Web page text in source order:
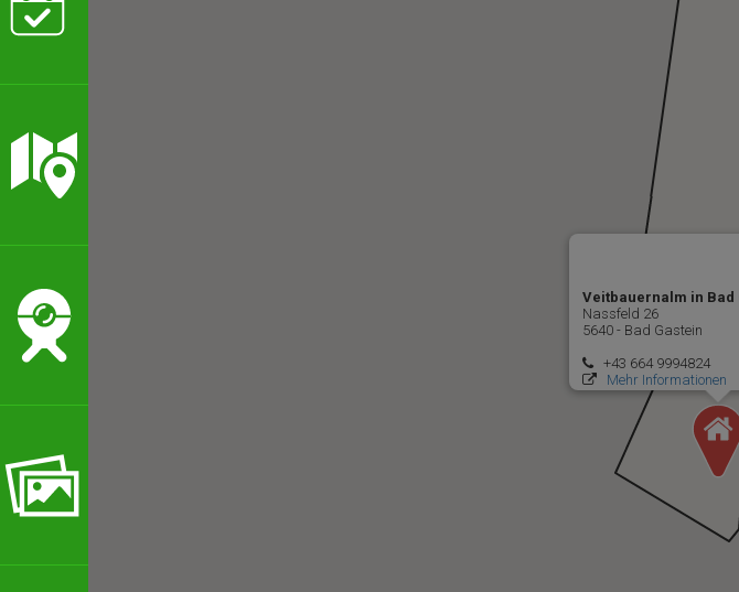
Veitbauernalm in Bad
Nassfeld 26
5640 - Bad Gastein
+43 664 9994824
Mehr Informationen